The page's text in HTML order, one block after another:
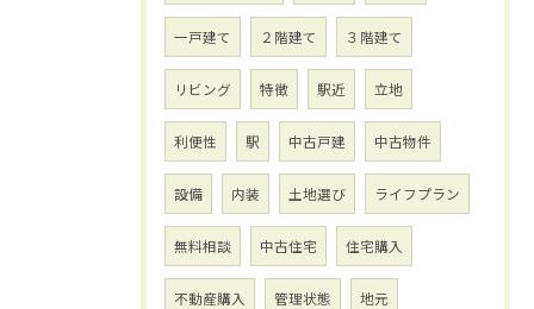
一戸建て ２階建て ３階建て
リビング 特徴 駅近 立地
利便性 駅 中古戸建 中古物件
設備 内装 土地選び ライフプラン
無料相談 中古住宅 住宅購入
不動産購入 管理状態 地元